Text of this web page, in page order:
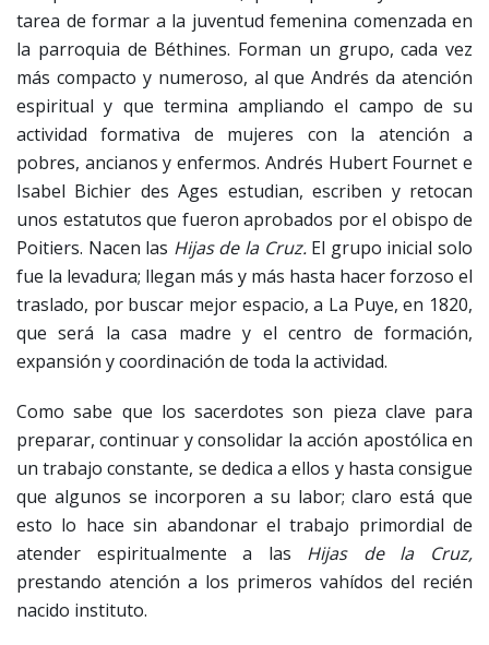
tarea de formar a la juventud femenina comenzada en
la parroquia de Béthines. Forman un grupo, cada vez
más compacto y numeroso, al que Andrés da atención
espiritual y que termina ampliando el campo de su
actividad formativa de mujeres con la atención a
pobres, ancianos y enfermos. Andrés Hubert Fournet e
Isabel Bichier des Ages estudian, escriben y retocan
unos estatutos que fueron aprobados por el obispo de
Poitiers. Nacen las Hijas de la Cruz. El grupo inicial solo
fue la levadura; llegan más y más hasta hacer forzoso el
traslado, por buscar mejor espacio, a La Puye, en 1820,
que será la casa madre y el centro de formación,
expansión y coordinación de toda la actividad.
Como sabe que los sacerdotes son pieza clave para
preparar, continuar y consolidar la acción apostólica en
un trabajo constante, se dedica a ellos y hasta consigue
que algunos se incorporen a su labor; claro está que
esto lo hace sin abandonar el trabajo primordial de
atender espiritualmente a las Hijas de la Cruz,
prestando atención a los primeros vahídos del recién
nacido instituto.